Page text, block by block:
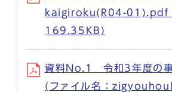
kaigiroku(R04-01).pdf
169.35KB)
資料No.1 令和3年度の事
(ファイル名：